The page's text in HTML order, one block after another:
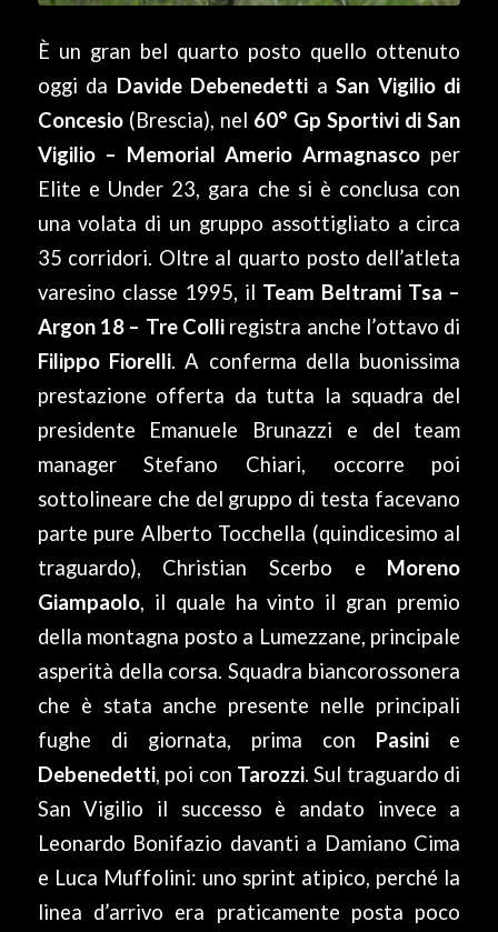
È un gran bel quarto posto quello ottenuto
oggi da Davide Debenedetti aSan Vigilio di
Concesio(Brescia), nel 60° Gp Sportivi di San
Vigilio – Memorial Amerio Armagnasco per
Elite e Under 23, gara che si è conclusa con
una volata di un gruppo assottigliato a circa
35 corridori. Oltre al quarto posto dell’atleta
varesino classe 1995, il Team Beltrami Tsa –
Argon 18 – Tre Colli registra anche l’ottavo di
Filippo Fiorelli. A conferma della buonissima
prestazione offerta da tutta la squadra del
presidente Emanuele Brunazzi e del team
manager Stefano Chiari, occorre poi
sottolineare che del gruppo di testa facevano
parte pure Alberto Tocchella (quindicesimo al
traguardo), Christian Scerbo e Moreno
Giampaolo, il quale ha vinto il gran premio
della montagna posto a Lumezzane, principale
asperità della corsa. Squadra biancorossonera
che è stata anche presente nelle principali
fughe di giornata, prima con Pasini e
Debenedetti, poi con Tarozzi. Sul traguardo di
San Vigilio il successo è andato invece a
Leonardo Bonifazio davanti a Damiano Cima
e Luca Muffolini: uno sprint atipico, perché la
linea d’arrivo era praticamente posta poco